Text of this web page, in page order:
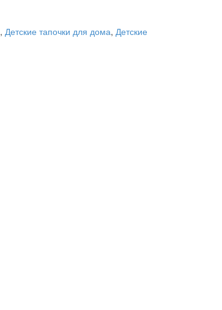
, Детские тапочки для дома, Детские